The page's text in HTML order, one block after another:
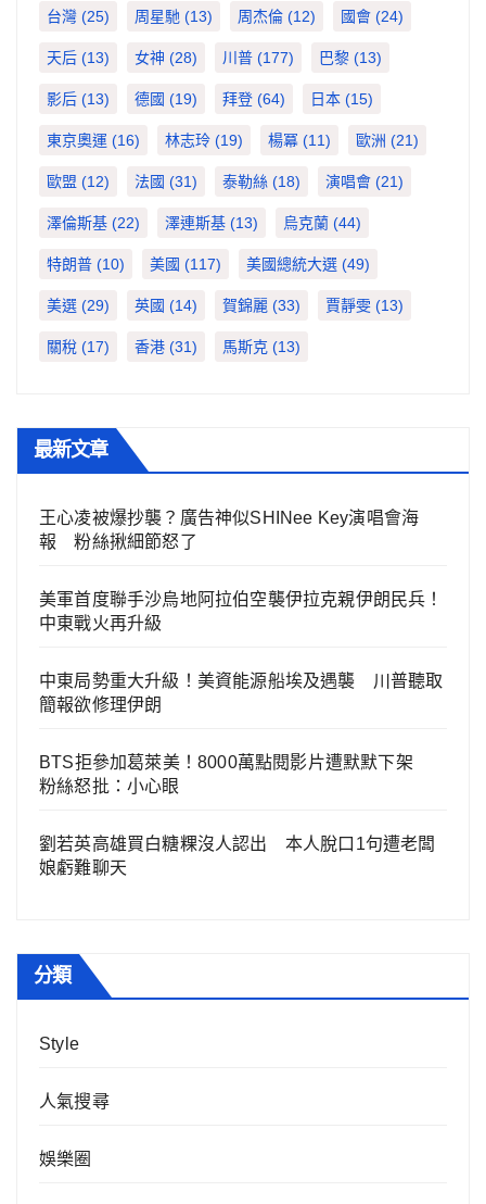
台灣 (25) 周星馳 (13) 周杰倫 (12) 國會 (24)
天后 (13) 女神 (28) 川普 (177) 巴黎 (13)
影后 (13) 德國 (19) 拜登 (64) 日本 (15)
東京奧運 (16) 林志玲 (19) 楊冪 (11) 歐洲 (21)
歐盟 (12) 法國 (31) 泰勒絲 (18) 演唱會 (21)
澤倫斯基 (22) 澤連斯基 (13) 烏克蘭 (44)
特朗普 (10) 美國 (117) 美國總統大選 (49)
美選 (29) 英國 (14) 賀錦麗 (33) 賈靜雯 (13)
關稅 (17) 香港 (31) 馬斯克 (13)
最新文章
王心凌被爆抄襲？廣告神似SHINee Key演唱會海
報 粉絲揪細節怒了
美軍首度聯手沙烏地阿拉伯空襲伊拉克親伊朗民兵！
中東戰火再升級
中東局勢重大升級！美資能源船埃及遇襲 川普聽取
簡報欲修理伊朗
BTS拒參加葛萊美！8000萬點閱影片遭默默下架
粉絲怒批：小心眼
劉若英高雄買白糖粿沒人認出 本人脫口1句遭老闆
娘虧難聊天
分類
Style
人氣搜尋
娛樂圈